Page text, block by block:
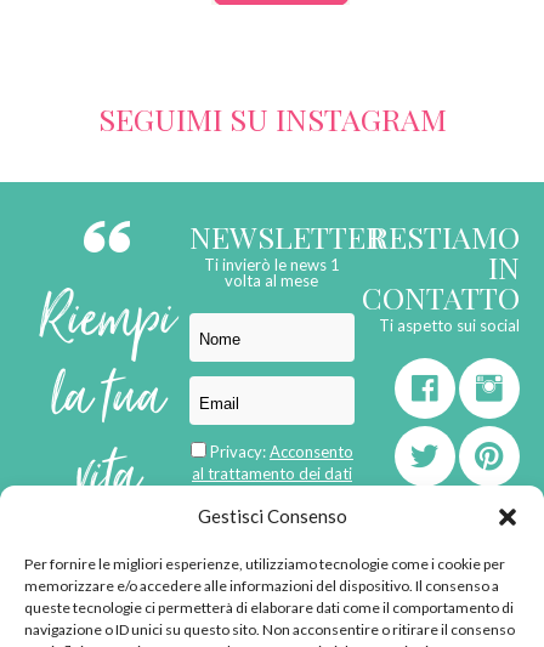
Gestisci Consenso
Per fornire le migliori esperienze, utilizziamo tecnologie come i cookie per
memorizzare e/o accedere alle informazioni del dispositivo. Il consenso a
queste tecnologie ci permetterà di elaborare dati come il comportamento di
navigazione o ID unici su questo sito. Non acconsentire o ritirare il consenso
SEGUIMI SU INSTAGRAM
Riempi
la tua
vita
di
NEWSLETTER
Ti invierò le news 1
volta al mese
Privacy:Acconsento
al trattamento dei dati
RESTIAMO
IN
CONTATTO
Ti aspetto sui social
born inMaMaStudiOs